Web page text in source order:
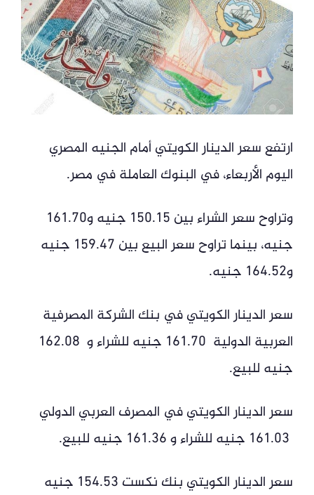
ارتفع سعر الدينار الكويتي أمام الجنيه المصري
اليوم الأربعاء، في البنوك العاملة في مصر.
وتراوح سعر الشراء بين 150.15 جنيه و161.70
جنيه، بينما تراوح سعر البيع بين 159.47 جنيه
و164.52 جنيه.
سعر الدينار الكويتي في بنك الشركة المصرفية
العربية الدولية 161.70 جنيه للشراء و 162.08
جنيه للبيع.
سعر الدينار الكويتي في المصرف العربي الدولي
سعر الدينار الكويتي بنك نكست 154.53 جنيه